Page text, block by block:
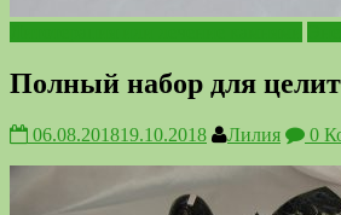
Полный набор для
06.08.201819.10.2018 Лилия 0